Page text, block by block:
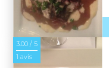
3.00 / 5
1 avis